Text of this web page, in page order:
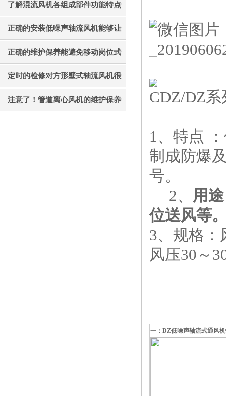
了解混流风机各组成部件功能特点
才能更好的使用它
正确的安装低噪声轴流风机能够让
其效果发挥的更好
正确的维护保养能避免移动岗位式
轴流风机被外力破坏
定时的检修对方形壁式轴流风机很
有必要
注意了！管道离心风机的维护保养 CDZ/DZ
1、特点
制成防爆
号。
2、 用
位送风等
3、规格
风压30～
一：DZ低噪声轴流式通风